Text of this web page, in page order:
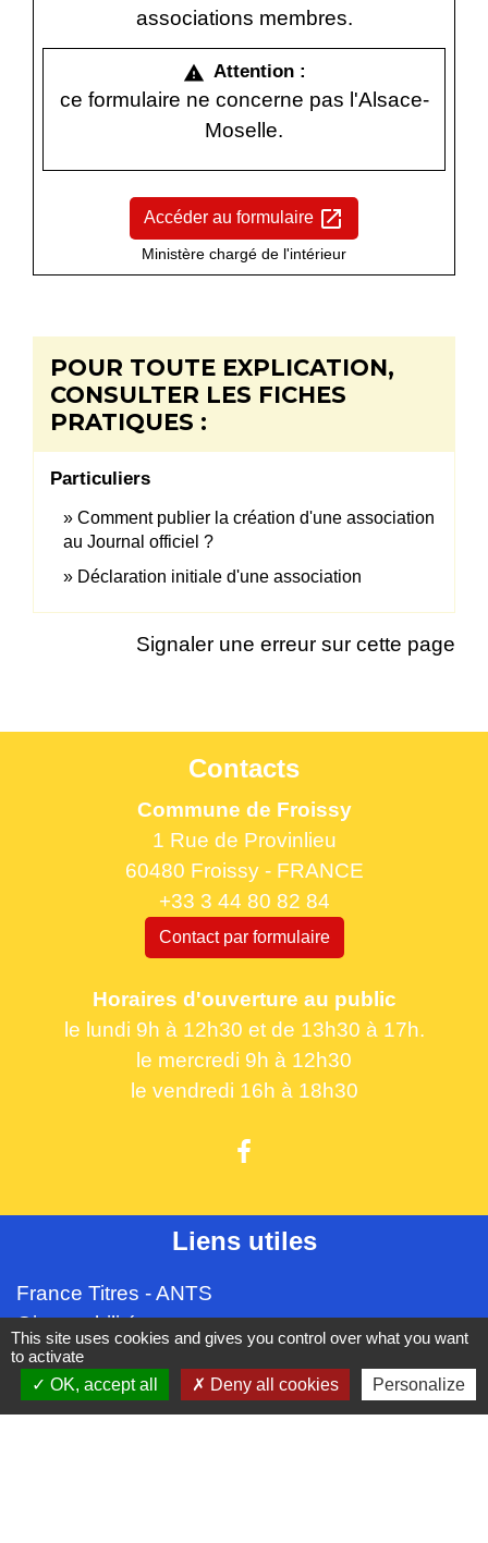
associations membres.
warning Attention :
ce formulaire ne concerne pas l'Alsace-
Moselle.
Accéder au formulaire open_in_new
Ministère chargé de l'intérieur
POUR TOUTE EXPLICATION,
CONSULTER LES FICHES
PRATIQUES :
Particuliers
Comment publier la création d'une association
au Journal officiel ?
Déclaration initiale d'une association
Signaler une erreur sur cette page
Contacts
Commune de Froissy
1 Rue de Provinlieu
60480 Froissy - FRANCE
+33 3 44 80 82 84
Contact par formulaire
Horaires d'ouverture au public
le lundi 9h à 12h30 et de 13h30 à 17h.
le mercredi 9h à 12h30
le vendredi 16h à 18h30
Liens utiles
France Titres - ANTS
Oise mobilité
France Identité
Service Public
Procuration de vote
This site uses cookies and gives you control over what you want
to activate
OK, accept all
Deny all cookies Personalize